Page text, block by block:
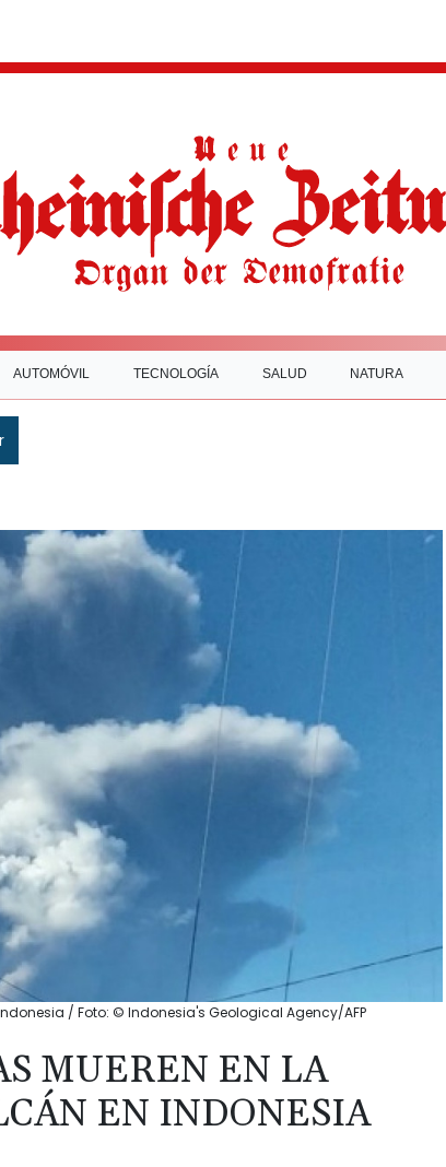
AUTOMÓVIL TECNOLOGÍA SALUD NATURA
/ Foto: © Indonesia's Geological Agency/AFP
MUEREN EN LA
EN INDONESIA